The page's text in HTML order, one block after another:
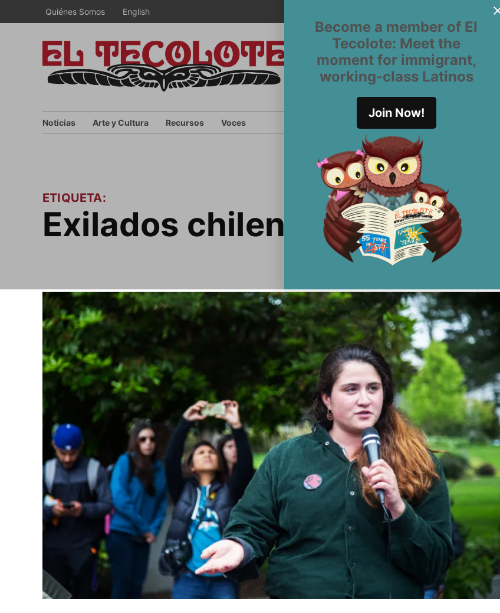
Become a member of El
Tecolote: Meet the
moment for immigrant,
working-class Latinos
Join Now!
al
contenido
Quiénes Somos English
San
Francisco’s
Noticias Arte y Cultura Recursos Voces
ETIQUETA:
exilados chilenos